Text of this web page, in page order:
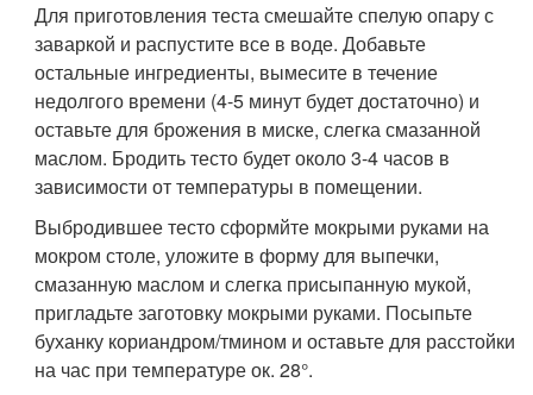
Для приготовления теста смешайте спелую опару с
заваркой и распустите все в воде. Добавьте
остальные ингредиенты, вымесите в течение
недолгого времени (4-5 минут будет достаточно) и
оставьте для брожения в миске, слегка смазанной
маслом. Бродить тесто будет около 3-4 часов в
зависимости от температуры в помещении.
Выбродившее тесто сформйте мокрыми руками на
мокром столе, уложите в форму для выпечки,
смазанную маслом и слегка присыпанную мукой,
пригладьте заготовку мокрыми руками. Посыпьте
буханку кориандром/тмином и оставьте для расстойки
на час при температуре ок. 28°.